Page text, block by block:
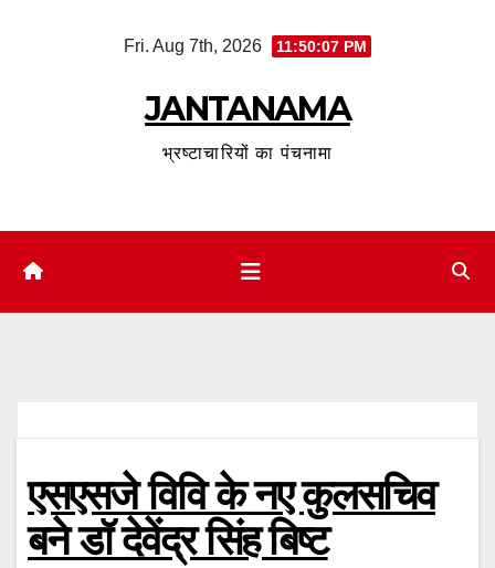
Fri. Aug 7th, 2026 11:50:08 PM
JANTANAMA
भ्रष्टाचारियों का पंचनामा
एसएसजे विवि के नए कुलसचिव
बने डॉ देवेंद्र सिंह बिष्ट